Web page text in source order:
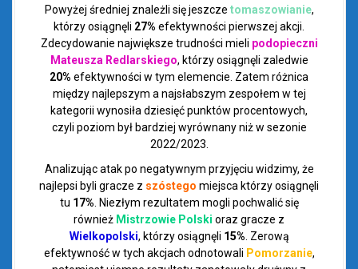
Powyżej średniej znależli się jeszcze tomaszowianie,
którzy osiągnęli 27% efektywności pierwszej akcji.
Zdecydowanie największe trudności mieli podopieczni
Mateusza Redlarskiego, którzy osiągnęli zaledwie
20% efektywności w tym elemencie. Zatem różnica
między najlepszym a najsłabszym zespołem w tej
kategorii wynosiła dziesięć punktów procentowych,
czyli poziom był bardziej wyrównany niż w sezonie
2022/2023.
Analizując atak po negatywnym przyjęciu widzimy, że
najlepsi byli gracze z szóstego miejsca którzy osiągnęli
tu 17% . Niezłym rezultatem mogli pochwalić się
również Mistrzowie Polski oraz gracze z
Wielkopolski, którzy osiągnęli 15% . Zerową
efektywność w tych akcjach odnotowali Pomorzanie,